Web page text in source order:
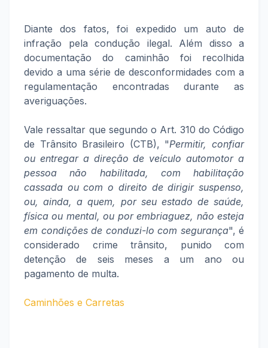
Diante dos fatos, foi expedido um auto de
infração pela condução ilegal. Além disso a
documentação do caminhão foi recolhida
devido a uma série de desconformidades com a
regulamentação encontradas durante as
averiguações.
Vale ressaltar que segundo o Art. 310 do Código
de Trânsito Brasileiro (CTB), "Permitir, confiar
ou entregar a direção de veículo automotor a
pessoa não habilitada, com habilitação
cassada ou com o direito de dirigir suspenso,
ou, ainda, a quem, por seu estado de saúde,
física ou mental, ou por embriaguez, não esteja
em condições de conduzi-lo com segurança", é
considerado crime trânsito, punido com
detenção de seis meses a um ano ou
pagamento de multa.
Caminhões e Carretas